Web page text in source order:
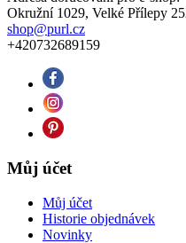
Okružní 1029, Velké Přílepy
shop@purl.cz
+420732689159
Můj účet
Můj účet
Historie objednávek
Novinky